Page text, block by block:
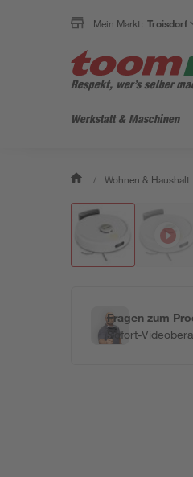
Mein Markt: Troisdorf
Werkstatt & Maschinen
/ Wohnen & Haushalt
Fragen zum
Sofort-